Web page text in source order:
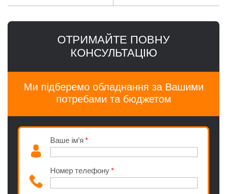
ОТРИМАЙТЕ ПОВНУ
КОНСУЛЬТАЦІЮ
Ми підберемо обладнання за Вашими
потребами та бюджетом
Ваше ім’я
Номер телефону